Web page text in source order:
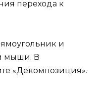
перехода к
и
мыши. В
«Декомпозиция».